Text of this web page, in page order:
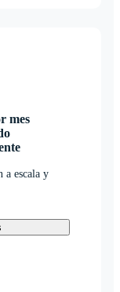
mes
a escala y